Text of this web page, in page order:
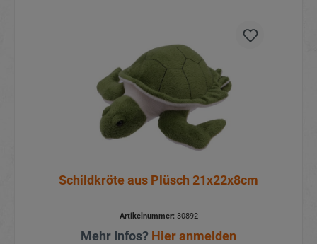
Schildkröte aus Plüsch 21x22x8cm
Artikelnummer:30892
Mehr Infos? Hier anmelden